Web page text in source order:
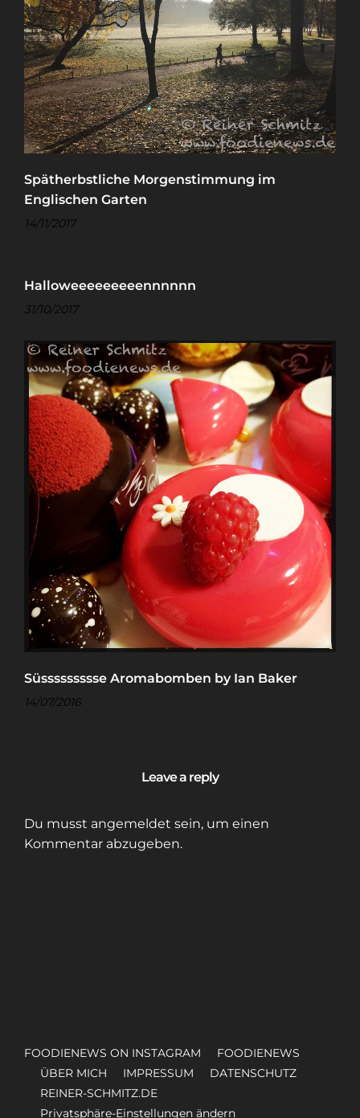
Spätherbstliche Morgenstimmung im
Englischen Garten
14/11/2017
Halloweeeeeeeeennnnnn
31/10/2017
Süssssssssse Aromabomben by Ian Baker
14/07/2016
Leave a reply
Du musst angemeldet sein, um einen
Kommentar abzugeben.
FOODIENEWS ON INSTAGRAM
FOODIENEWS
ÜBER MICH
IMPRESSUM
DATENSCHUTZ
REINER-SCHMITZ.DE
Privatsphäre-Einstellungen ändern